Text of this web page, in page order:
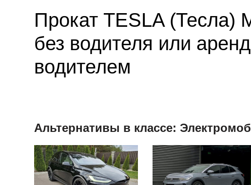
Прокат TESLA (Тесла)
без водителя или
водителем
Альтернативы в классе: